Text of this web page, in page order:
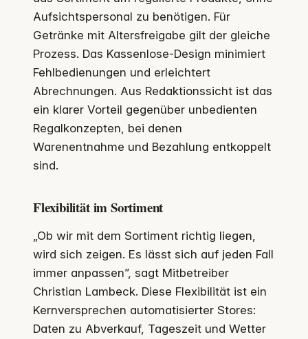
Aufsichtspersonal zu benötigen. Für
Getränke mit Altersfreigabe gilt der gleiche
Prozess. Das Kassenlose-Design minimiert
Fehlbedienungen und erleichtert
Abrechnungen. Aus Redaktionssicht ist das
ein klarer Vorteil gegenüber unbedienten
Regalkonzepten, bei denen
Warenentnahme und Bezahlung entkoppelt
sind.
Flexibilität im Sortiment
„Ob wir mit dem Sortiment richtig liegen,
wird sich zeigen. Es lässt sich auf jeden Fall
immer anpassen”, sagt Mitbetreiber
Christian Lambeck. Diese Flexibilität ist ein
Kernversprechen automatisierter Stores:
Daten zu Abverkauf, Tageszeit und Wetter